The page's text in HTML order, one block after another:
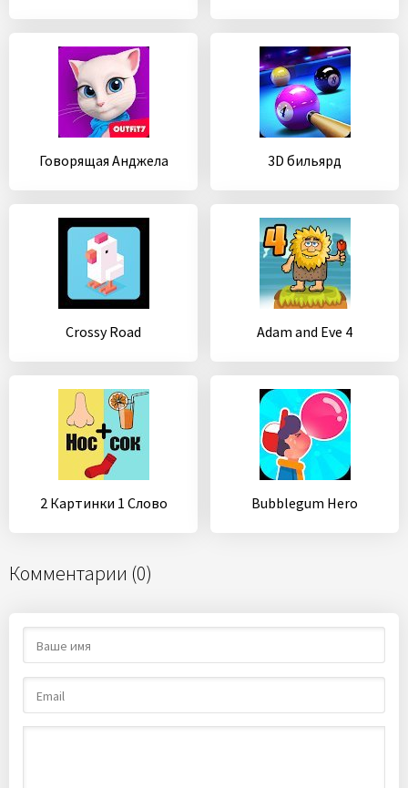
Говорящая Анджела 3D бильярд
Crossy Road Adam and Eve 4
2 Картинки 1 Слово Bubblegum Hero
Комментарии (0)